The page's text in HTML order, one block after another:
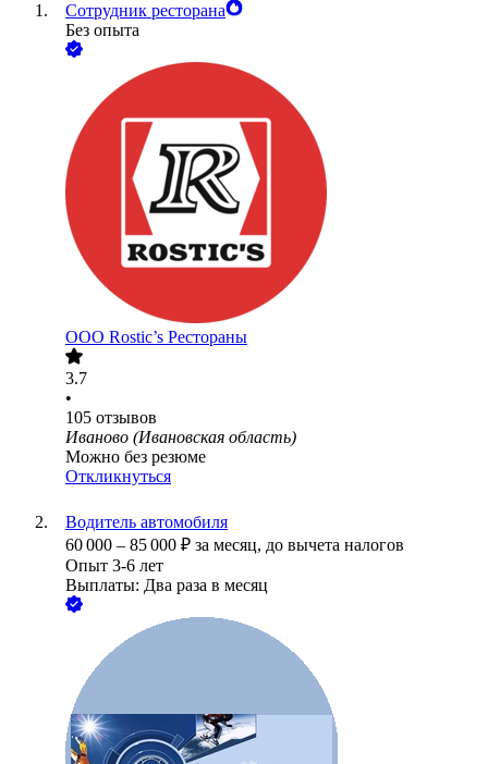
Сотрудник ресторана
Без опыта
ООО Rostic’s Рестораны
3.7
•
105 отзывов
Иваново (Ивановская область)
Можно без резюме
Откликнуться
Водитель автомобиля
60 000 – 85 000 ₽ за месяц, до вычета налогов
Опыт 3-6 лет
Выплаты: Два раза в месяц